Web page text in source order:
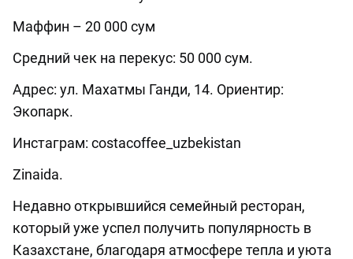
Маффин – 20 000 сум
Средний чек на перекус: 50 000 сум.
Адрес: ул. Махатмы Ганди, 14. Ориентир:
Экопарк.
Инстаграм: costacoffee_uzbekistan
Zinaida.
Недавно открывшийся семейный ресторан,
который уже успел получить популярность в
Казахстане, благодаря атмосфере тепла и уюта